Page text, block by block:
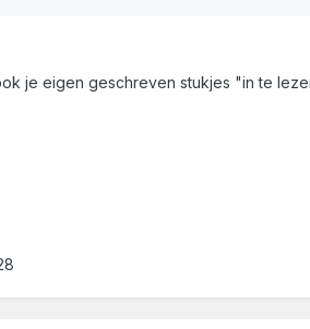
je eigen geschreven stukjes "in te